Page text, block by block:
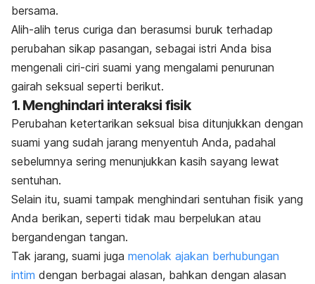
bersama.
Alih-alih terus curiga dan berasumsi buruk terhadap
perubahan sikap pasangan, sebagai istri Anda bisa
mengenali ciri-ciri suami yang mengalami penurunan
gairah seksual seperti berikut.
1. Menghindari interaksi fisik
Perubahan ketertarikan seksual bisa ditunjukkan dengan
suami yang sudah jarang menyentuh Anda, padahal
sebelumnya sering menunjukkan kasih sayang lewat
sentuhan.
Selain itu, suami tampak menghindari sentuhan fisik yang
Anda berikan, seperti tidak mau berpelukan atau
bergandengan tangan.
Tak jarang, suami juga menolak ajakan berhubungan
intim dengan berbagai alasan, bahkan dengan alasan